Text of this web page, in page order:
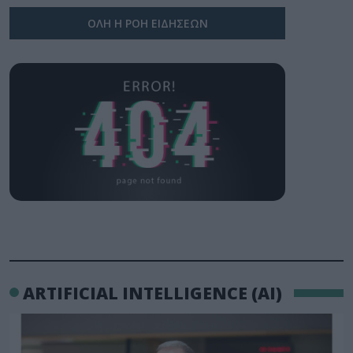
ΟΛΗ Η ΡΟΗ ΕΙΔΗΣΕΩΝ
ARTIFICIAL INTELLIGENCE (AI)